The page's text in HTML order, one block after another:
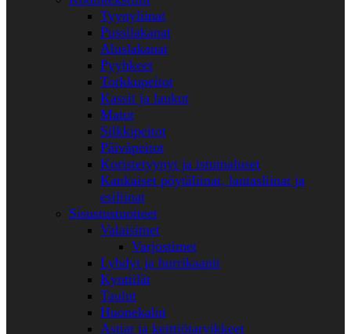
Tyynyliinat
Pussilakanat
Aluslakanat
Pyyhkeet
Torkkupeitot
Kassit ja laukut
Matot
Silkkipeitot
Päiväpeitot
Koristetyynyt ja istuinaluset
Kankaiset pöytäliinat, lautasliinat ja
esiliinat
Sisustustuotteet
Valaisimet
Varjostimet
Lyhdyt ja hurrikaanit
Kynttilät
Taulut
Huonekalut
Astiat ja keittiötarvikkeet